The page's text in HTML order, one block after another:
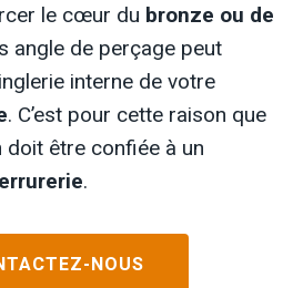
le cœur du bronze ou de
angle de perçage peut
interne de votre
. C’est pour cette raison que
doit être confiée à un
.
NOUS